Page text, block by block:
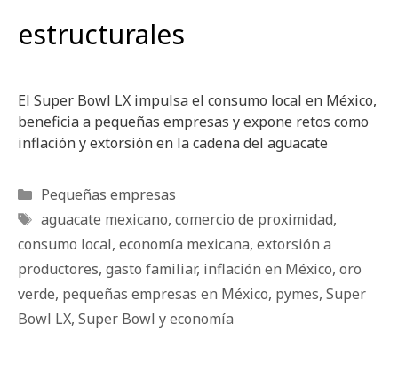
estructurales
El Super Bowl LX impulsa el consumo local en México,
beneficia a pequeñas empresas y expone retos como
inflación y extorsión en la cadena del aguacate
Categorías
Pequeñas empresas
Etiquetas
aguacate mexicano, comercio de proximidad,
consumo local, economía mexicana, extorsión a
productores, gasto familiar, inflación en México, oro
verde, pequeñas empresas en México, pymes, Super
Bowl LX, Super Bowl y economía